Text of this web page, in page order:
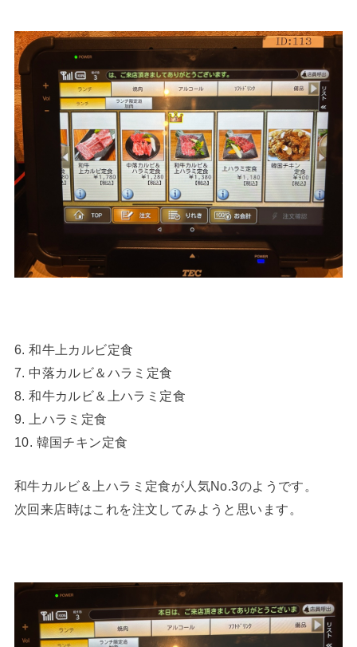
6. 和牛上カルビ定食
7. 中落カルビ＆ハラミ定食
8. 和牛カルビ＆上ハラミ定食
9. 上ハラミ定食
10. 韓国チキン定食
和牛カルビ＆上ハラミ定食が人気No.3のようです。
次回来店時はこれを注文してみようと思います。